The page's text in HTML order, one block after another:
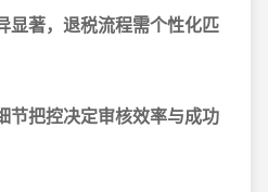
显著，退税流程需个性化匹
节把控决定审核效率与成功